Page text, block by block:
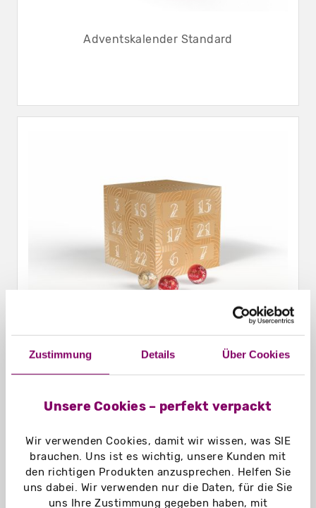
Zustimmung Details Über Cookies
Unsere Cookies – perfekt verpackt
Wir verwenden Cookies, damit wir wissen, was SIE
brauchen. Uns ist es wichtig, unsere Kunden mit
den richtigen Produkten anzusprechen. Helfen Sie
uns dabei. Wir verwenden nur die Daten, für die Sie
uns Ihre Zustimmung gegeben haben, mit
Adventskalender Standard